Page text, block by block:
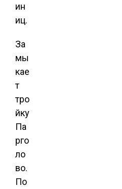
ин
иц.
За
мы
кае
т
тро
йку
Па
рго
ло
во.
По